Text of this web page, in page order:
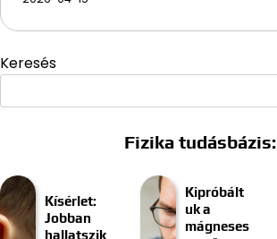
Keresés
Fizika tudásbázis:
Kísérlet:
Jobban
hallatszik
Kipróbált
uk a
mágneses